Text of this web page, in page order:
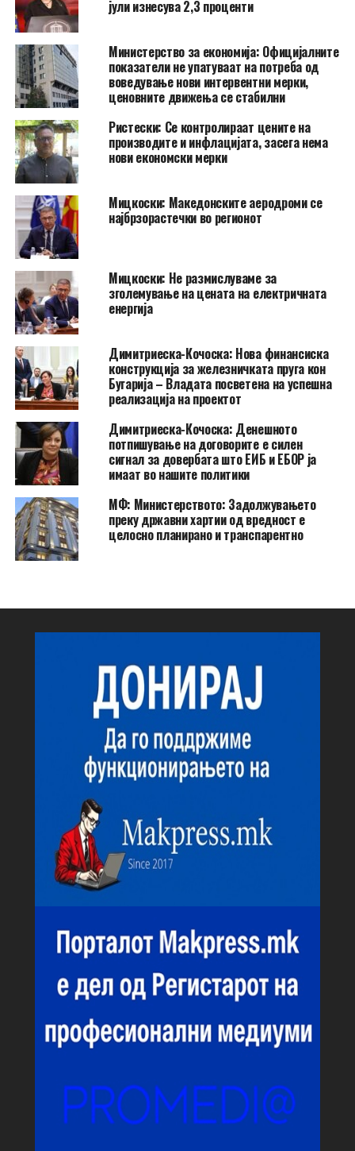
јули изнесува 2,3 проценти
Министерство за економија: Официјалните
показатели не упатуваат на потреба од
воведување нови интервентни мерки,
ценовните движења се стабилни
Ристески: Се контролираат цените на
производите и инфлацијата, засега нема
нови економски мерки
Мицкоски: Македонските аеродроми се
најбрзорастечки во регионот
Мицкоски: Не размислуваме за
зголемување на цената на електричната
енергија
Димитриеска-Кочоска: Нова финансиска
конструкција за железничката пруга кон
Бугарија – Владата посветена на успешна
реализација на проектот
Димитриеска-Кочоска: Денешното
потпишување на договорите е силен
сигнал за довербата што ЕИБ и ЕБОР ја
имаат во нашите политики
МФ: Министерството: Задолжувањето
преку државни хартии од вредност е
целосно планирано и транспарентно